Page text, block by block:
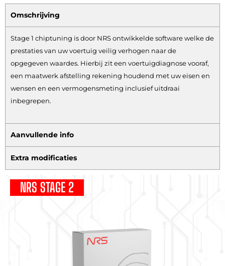
Omschrijving
Stage 1 chiptuning is door NRS ontwikkelde software welke de
prestaties van uw voertuig veilig verhogen naar de
opgegeven waardes. Hierbij zit een voertuigdiagnose vooraf,
een maatwerk afstelling rekening houdend met uw eisen en
wensen en een vermogensmeting inclusief uitdraai
inbegrepen.
Aanvullende info
Extra modificaties
NRS STAGE 2